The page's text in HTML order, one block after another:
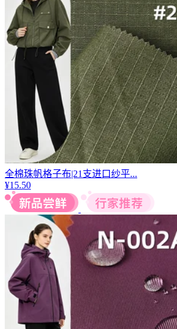
全棉珠帆格子布|21支进口纱平...
¥15.50